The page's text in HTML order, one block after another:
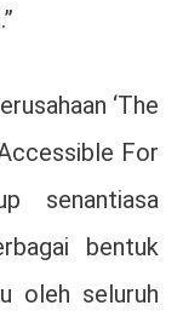
‘The
For
senantiasa
bentuk
oleh seluruh